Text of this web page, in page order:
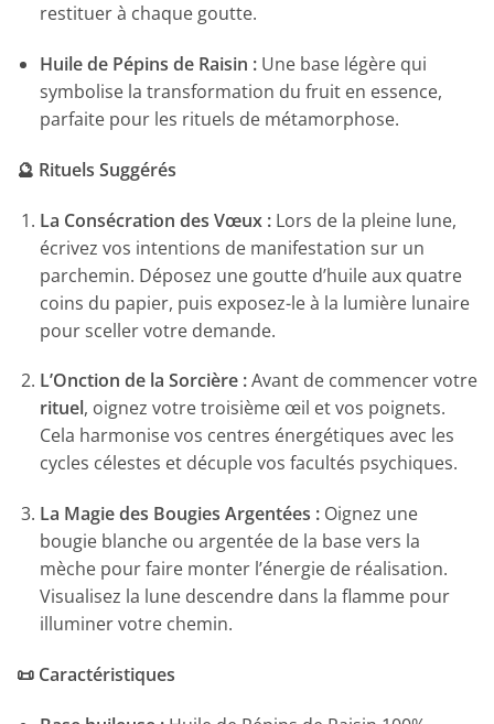
restituer à chaque goutte.
Huile de Pépins de Raisin :Une base légère qui
symbolise la transformation du fruit en essence,
parfaite pour les rituels de métamorphose.
🔮 Rituels Suggérés
La Consécration des Vœux :Lors de la pleine lune,
écrivez vos intentions de manifestation sur un
parchemin. Déposez une goutte d’huile aux quatre
coins du papier, puis exposez-le à la lumière lunaire
pour sceller votre demande.
L’Onction de la Sorcière :Avant de commencer votre
rituel, oignez votre troisième œil et vos poignets.
Cela harmonise vos centres énergétiques avec les
cycles célestes et décuple vos facultés psychiques.
La Magie des Bougies Argentées :Oignez une
bougie blanche ou argentée de la base vers la
mèche pour faire monter l’énergie de réalisation.
Visualisez la lune descendre dans la flamme pour
illuminer votre chemin.
📜 Caractéristiques